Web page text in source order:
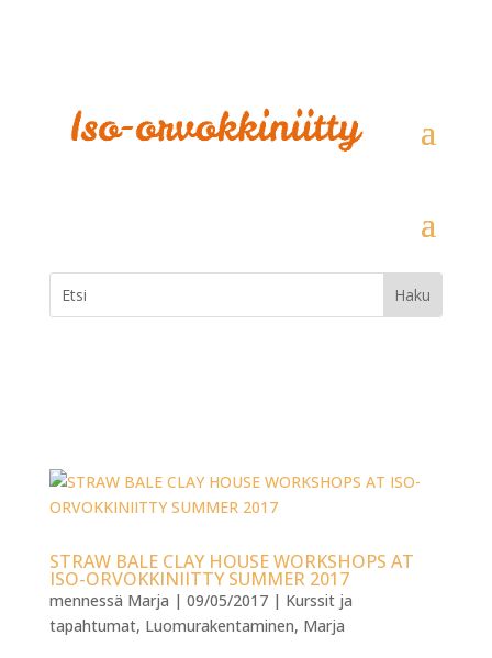
STRAW BALE CLAY HOUSE WORKSHOPS AT
ISO-ORVOKKINIITTY SUMMER 2017
mennessä Marja | 09/05/2017| Kurssit ja
tapahtumat, Luomurakentaminen, Marja